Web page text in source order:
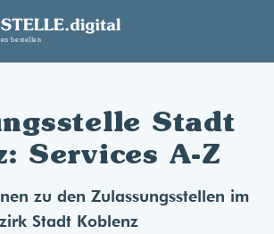
Stadt
Services A-Z
zu den Zulassungsstellen im
Stadt Koblenz